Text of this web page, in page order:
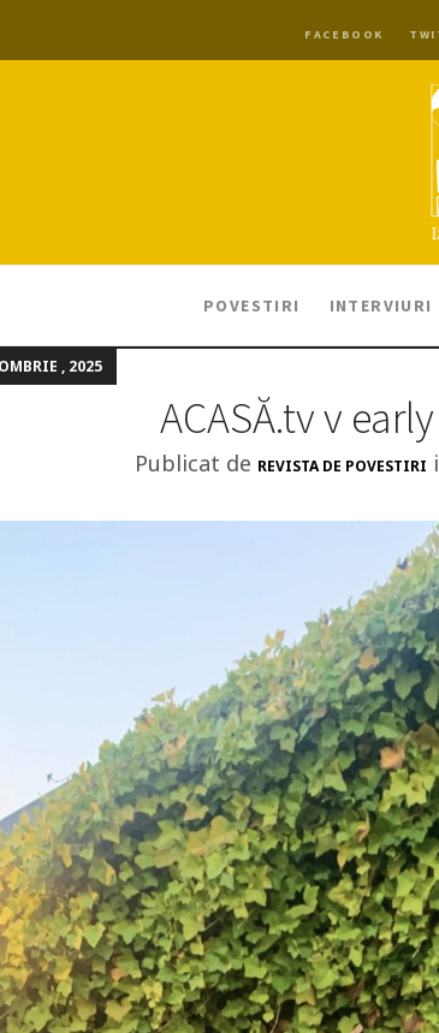
FACEBOOK
POVESTIRI INTERVIURI
, 2025
ACASĂ.tv v
Publicat de REVISTA DE POVESTIRI